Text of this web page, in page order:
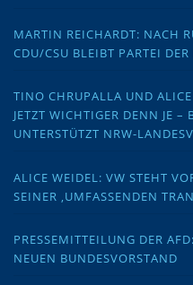
MARTIN REICHARDT: NACH
CDU/CSU BLEIBT PARTEI
TINO CHRUPALLA UND
JETZT WICHTIGER DENN JE –
UNTERSTÜTZT NRW-
ALICE WEIDEL: VW STEHT
SEINER ‚UMFASSENDEN
PRESSEMITTEILUNG DER
NEUEN BUNDESVORSTAND